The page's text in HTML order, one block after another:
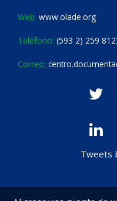
Web: www.olade.org
Teléfono: (593 2) 259
Correo:
Tweets